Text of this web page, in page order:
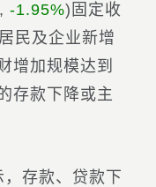
, -1.95%) 固定收
民及企业新增
增加规模达到
存款下降或主
存款、贷款下